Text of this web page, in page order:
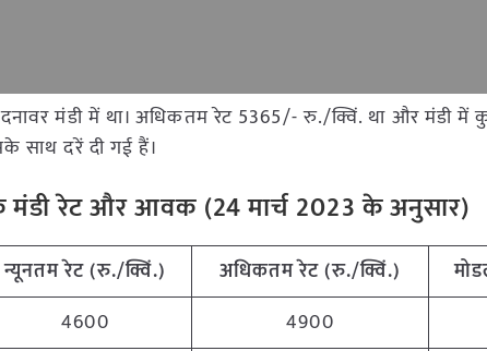
मंडी में था। अधिकतम रेट 5365/- रु./क्विं. था और
साथ दरें दी गई हैं।
मंडी रेट और आवक (24 मार्च 2023 के अनुसार)
न्यूनतमरेट (रु./क्विं.) अधिकतमरेट (रु./क्विं.)
4600 4900